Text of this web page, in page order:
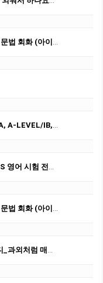
회화 (아이엘츠)
수업, INSPIRICA ACADEMY
경력+ 여자 선생님들]
회화 (아이엘츠)
피드백 받는 스터디